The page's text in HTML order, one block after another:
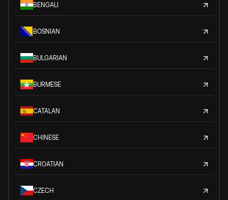
BENGALI
BOSNIAN
BULGARIAN
BURMESE
CATALAN
CHINESE
CROATIAN
CZECH